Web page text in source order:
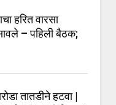
हरित वारसा
– पहिली बैठक;
तातडीने हटवा |